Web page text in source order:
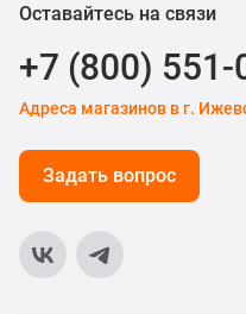
Оставайтесь на связи
+7 (800) 551-
Адреса магазинов в г.
Задать вопрос